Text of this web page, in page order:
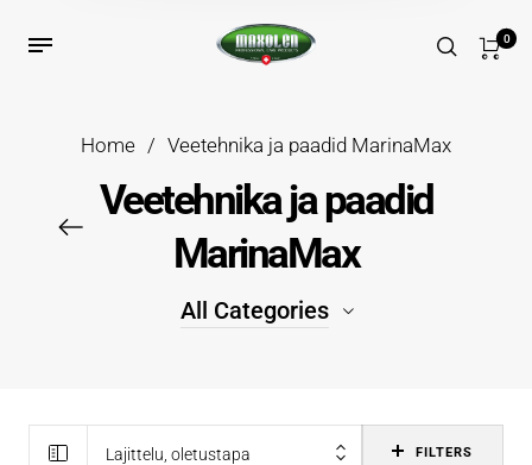
0
Home / Veetehnika ja paadid MarinaMax
Veetehnika ja paadid
MarinaMax
All Categories
Gelcoat-kevythuolto
Lajittelu, oletustapa FILTERS